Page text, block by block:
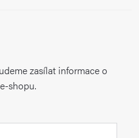
zasílat informace o
shopu.